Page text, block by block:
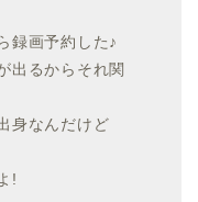
録画予約した♪
出るからそれ関
身なんだけど
!